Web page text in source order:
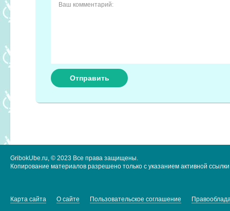
GribokUbe.ru, © 2023 Все права защищены.
Копирование материалов разрешено только с указанием активной
Карта сайта О сайте Пользовательское соглашение